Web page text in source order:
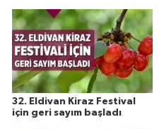
32. Eldivan Kiraz Festival
için geri sayım başladı